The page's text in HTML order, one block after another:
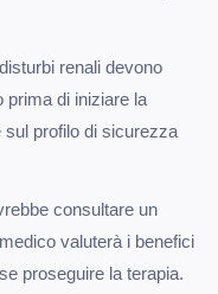
renali devono
prima di iniziare la
sul profilo di sicurezza
consultare un
valuterà i benefici
proseguire la terapia.